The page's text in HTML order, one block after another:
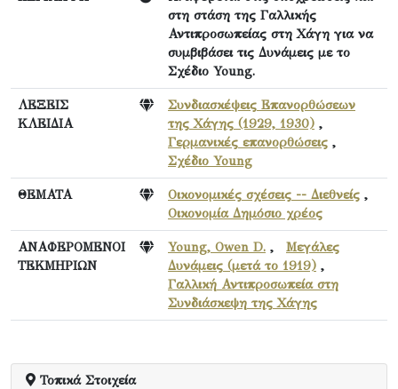
στη στάση της Γαλλικής
Αντιπροσωπείας στη Χάγη για να
συμβιβάσει τις Δυνάμεις με το
Σχέδιο Young.
ΛΕΞΕΙΣ
ΚΛΕΙΔΙΑ
Συνδιασκέψεις Επανορθώσεων
της Χάγης (1929, 1930) ,
Γερμανικές επανορθώσεις ,
Σχέδιο Young
ΘΕΜΑΤΑ Οικονομικές σχέσεις -- Διεθνείς ,
Οικονομία Δημόσιο χρέος
ΑΝΑΦΕΡΟΜΕΝΟΙ
ΤΕΚΜΗΡΙΩΝ
Young, Owen D. , Μεγάλες
Δυνάμεις (μετά το 1919) ,
Γαλλική Αντιπροσωπεία στη
Συνδιάσκεψη της Χάγης
Τοπικά Στοιχεία